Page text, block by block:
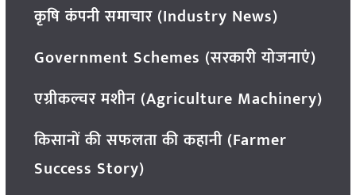
कृषि कंपनी समाचार (Industry News)
Government Schemes (सरकारी योजनाएं)
एग्रीकल्चर मशीन (Agriculture Machinery)
किसानों की सफलता की कहानी (Farmer
Success Story)